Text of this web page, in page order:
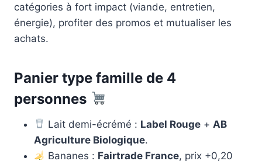
catégories à fort impact (viande, entretien,
énergie), profiter des promos et mutualiser les
achats.
Panier type famille de 4
personnes
Lait demi-écrémé : Label Rouge + AB
Agriculture Biologique.
Bananes : Fairtrade France, prix +0,20